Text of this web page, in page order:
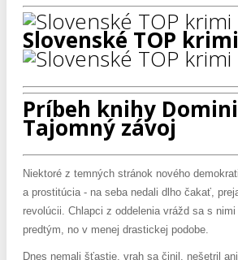
Slovenské TOP krimi
Príbeh knihy
Tajomný závoj
Niektoré z temných stránok nového
a prostitúcia - na seba nedali dlho čakať,
revolúcii. Chlapci z oddelenia vrážd sa s
predtým, no v menej drastickej podobe.
Dnes nemali šťastie, vrah sa činil, nešetril